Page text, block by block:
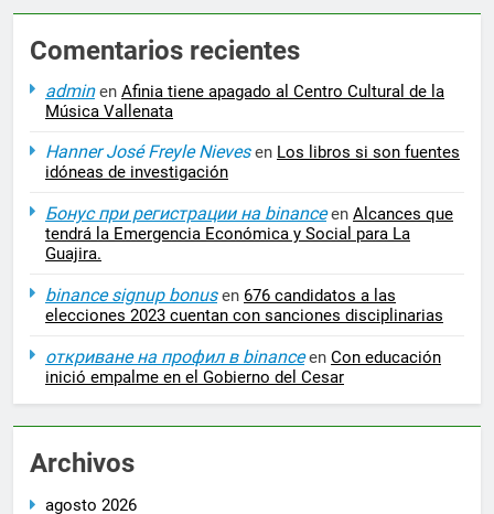
Comentarios recientes
adminen Afinia tiene apagado al Centro Cultural de la
Música Vallenata
Hanner José Freyle Nievesen Los libros si son fuentes
idóneas de investigación
Бонус при регистрации на binanceen Alcances que
tendrá la Emergencia Económica y Social para La
Guajira.
binance signup bonusen 676 candidatos a las
elecciones 2023 cuentan con sanciones disciplinarias
откриване на профил в binanceen Con educación
inició empalme en el Gobierno del Cesar
Archivos
agosto 2026